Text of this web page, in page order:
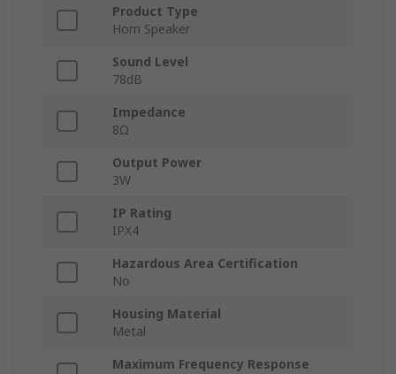
Product Type
Horn Speaker
Sound Level
78dB
Impedance
8Ω
Output Power
3W
IP Rating
IPX4
Hazardous Area Certification
No
Housing Material
Metal
Maximum Frequency Response